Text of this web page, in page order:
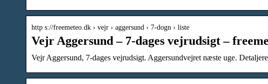
http s://freemeteo.dk › vejr › aggersund › 7-dogn › liste
Vejr Aggersund – 7-dages vejrudsigt –
Vejr Aggersund, 7-dages vejrudsigt. Aggersundvejret næste uge.